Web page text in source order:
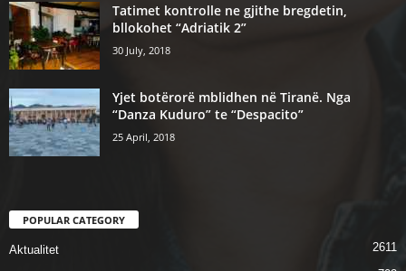
Tatimet kontrolle ne gjithe bregdetin,
bllokohet “Adriatik 2”
30 July, 2018
Yjet botërorë mblidhen në Tiranë. Nga
“Danza Kuduro” te “Despacito”
25 April, 2018
POPULAR CATEGORY
Aktualitet 2611